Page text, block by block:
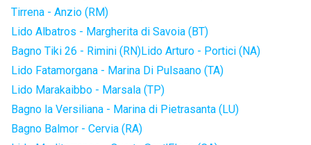
Tirrena - Anzio (RM)
Lido Albatros - Margherita di Savoia (BT)
Bagno Tiki 26 - Rimini (RN)Lido Arturo - Portici (NA)
Lido Fatamorgana - Marina Di Pulsaano (TA)
Lido Marakaibbo - Marsala (TP)
Bagno la Versiliana - Marina di Pietrasanta (LU)
Bagno Balmor - Cervia (RA)